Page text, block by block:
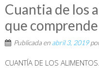
Cuantia de los
que comprende
Publicada en abril 3, 2019
CUANTÍA DE LOS